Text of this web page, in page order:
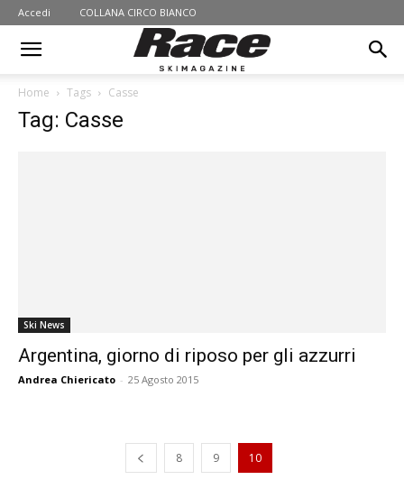
Accedi COLLANA CIRCO BIANCO
Home Tags Casse
Tag: Casse
Ski News
Argentina, giorno di riposo per gli azzurri
Andrea Chiericato - 25 Agosto 2015
8 9 10